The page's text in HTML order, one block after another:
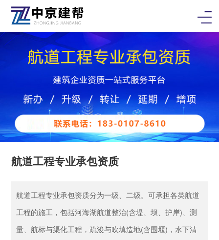
航道工程专业承包资质
航道工程专业承包资质分为一级、二级。可承担各类航道
工程的施工，包括河海湖航道整治(含堤、坝、护岸)、测
量、航标与渠化工程，疏浚与吹填造地(含围堰)，水下清